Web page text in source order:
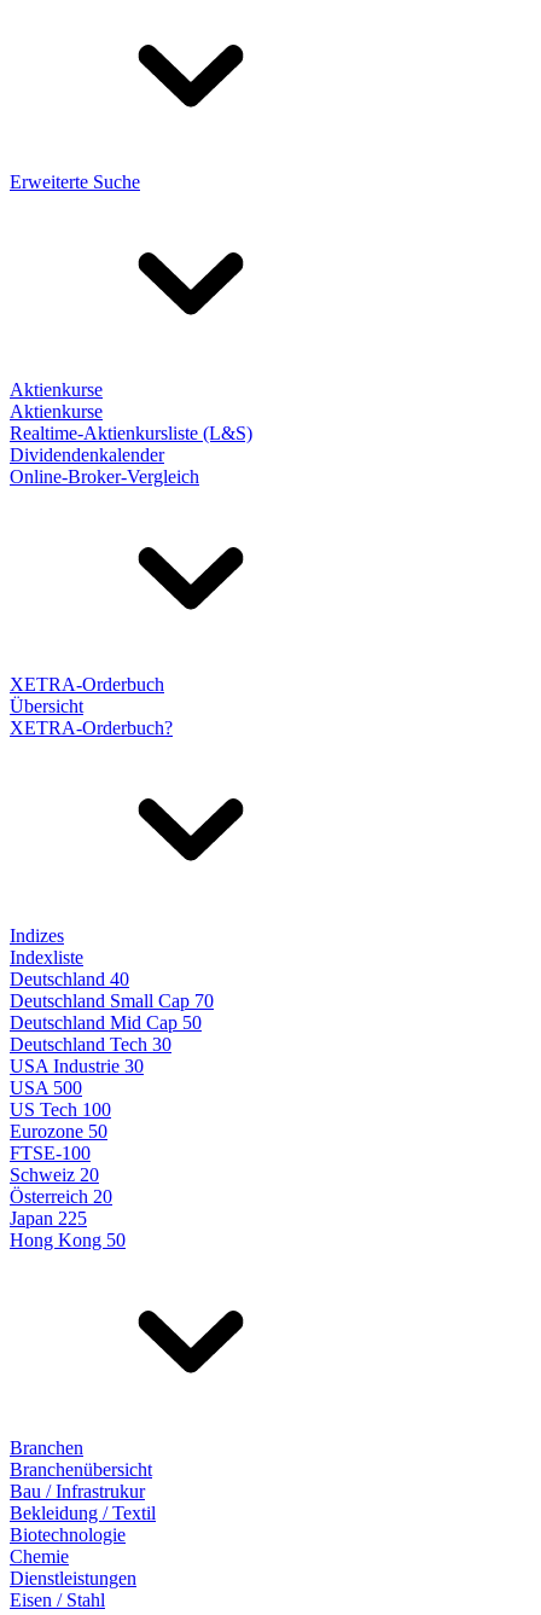
Erweiterte Suche
Aktienkurse
Aktienkurse
Realtime-Aktienkursliste (L&S)
Dividendenkalender
Online-Broker-Vergleich
XETRA-Orderbuch
Übersicht
XETRA-Orderbuch?
Indizes
Indexliste
Deutschland 40
Deutschland Small Cap 70
Deutschland Mid Cap 50
Deutschland Tech 30
USA Industrie 30
USA 500
US Tech 100
Eurozone 50
FTSE-100
Schweiz 20
Österreich 20
Japan 225
Hong Kong 50
Branchen
Branchenübersicht
Bau / Infrastrukur
Bekleidung / Textil
Biotechnologie
Chemie
Dienstleistungen
Eisen / Stahl